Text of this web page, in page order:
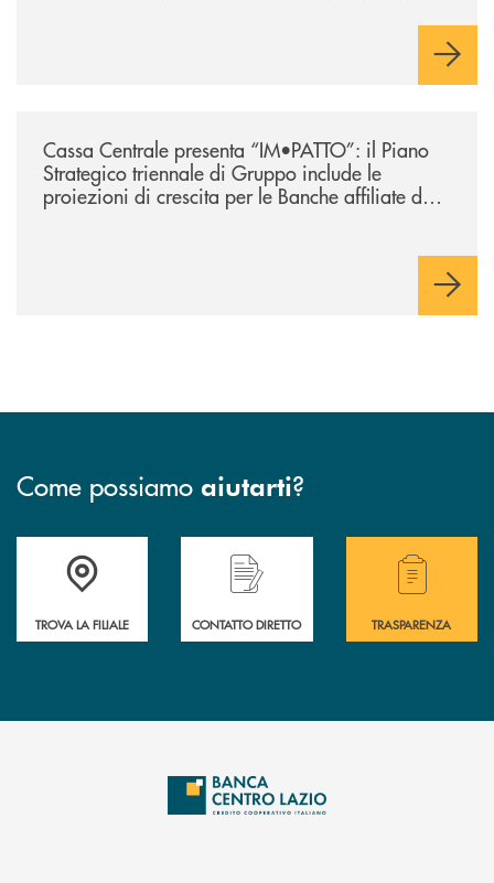
Cassa Centrale presenta “IM•PATTO”: il Piano
Strategico triennale di Gruppo include le
proiezioni di crescita per le Banche affiliate del
Lazio
Come possiamo aiutarti?
Accedi all'elenco completo delle filiali .
TROVA LA FILIALE
Hai bisogno di assistenza immediata o vuoi
CONTATTO DIRETTO
Hai bisogno di
TRASPARENZA